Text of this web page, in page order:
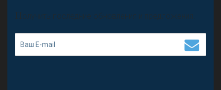
П олучить последние обновления и предложения.